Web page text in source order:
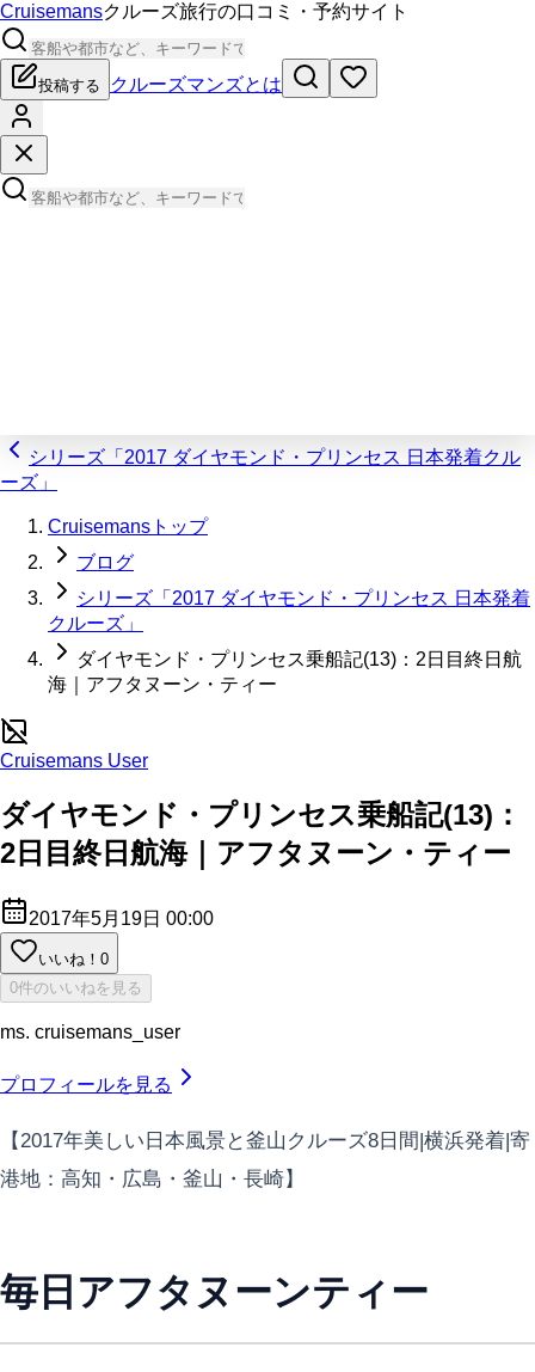
Cruisemansクルーズ旅行の口コミ・予約サイト
投稿する クルーズマンズとは
シリーズ「2017 ダイヤモンド・プリンセス 日本発着クル
ーズ」
Cruisemansトップ
ブログ
シリーズ「2017 ダイヤモンド・プリンセス 日本発着
クルーズ」
ダイヤモンド・プリンセス乗船記(13)：2日目終日航
海｜アフタヌーン・ティー
Cruisemans User
ダイヤモンド・プリンセス乗船記(13)：
2日目終日航海｜アフタヌーン・ティー
2017年5月19日 00:00
いいね！ 0
0件のいいねを見る
ms. cruisemans_user
プロフィールを見る
【2017年美しい日本風景と釜山クルーズ8日間|横浜発着|寄
港地：高知・広島・釜山・長崎】
毎日アフタヌーンティー